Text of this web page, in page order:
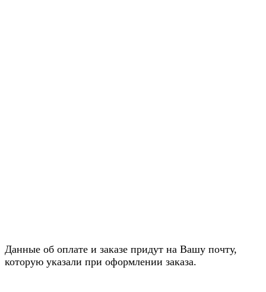
Данные об оплате и заказе придут на Вашу почту,
которую указали при оформлении заказа.